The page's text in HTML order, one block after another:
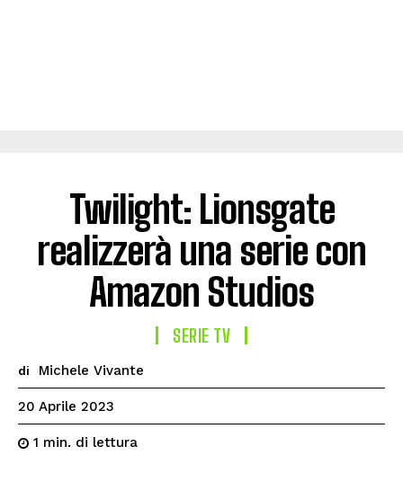
Twilight: Lionsgate
realizzerà una serie con
Amazon Studios
SERIE TV
di Michele Vivante
20 Aprile 2023
1 min. di lettura